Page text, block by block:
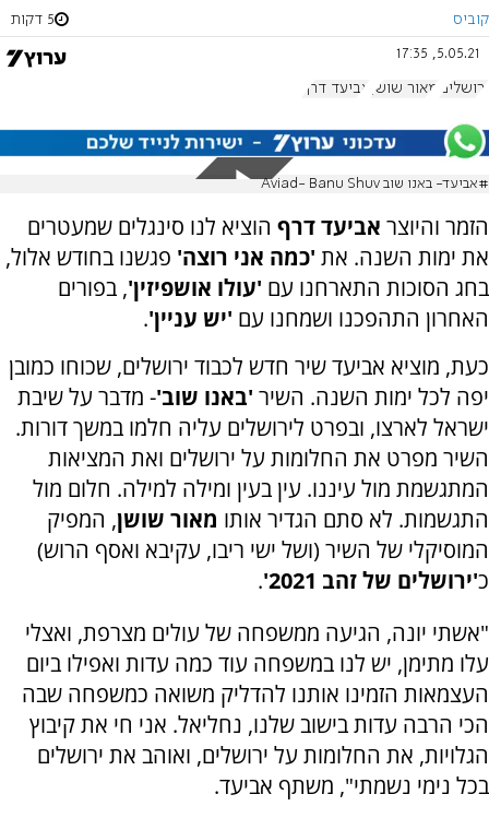
קוביס 5 דקות
5.05.21, 17:35
ירושלים מאור שושן אביעד דרף
#אביעד- באנו שוב Aviad- Banu Shuv
הזמר והיוצר אביעד דרף הוציא לנו סינגלים שמעטרים
את ימות השנה. את 'כמה אני רוצה' פגשנו בחודש אלול,
בחג הסוכות התארחנו עם 'עולו אושפיזין', בפורים
האחרון התהפכנו ושמחנו עם 'יש עניין'.
כעת, מוציא אביעד שיר חדש לכבוד ירושלים, שכוחו כמובן
יפה לכל ימות השנה. השיר 'באנו שוב'- מדבר על שיבת
ישראל לארצו, ובפרט לירושלים עליה חלמו במשך דורות.
השיר מפרט את החלומות על ירושלים ואת המציאות
המתגשמת מול עיננו. עין בעין ומילה למילה. חלום מול
התגשמות. לא סתם הגדיר אותו מאור שושן, המפיק
המוסיקלי של השיר (ושל ישי ריבו, עקיבא ואסף הרוש)
כ'ירושלים של זהב 2021'
.
"אשתי יונה, הגיעה ממשפחה של עולים מצרפת, ואצלי
עלו מתימן, יש לנו במשפחה עוד כמה עדות ואפילו ביום
העצמאות הזמינו אותנו להדליק משואה כמשפחה שבה
הכי הרבה עדות בישוב שלנו, נחליאל. אני חי את קיבוץ
הגלויות, את החלומות על ירושלים, ואוהב את ירושלים
בכל נימי נשמתי", משתף אביעד.